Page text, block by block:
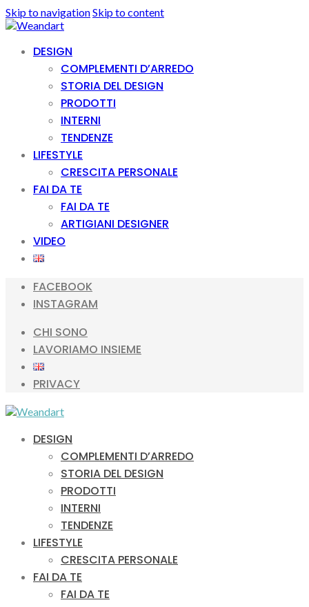
Skip to navigationSkip to content
DESIGN
COMPLEMENTI D’ARREDO
STORIA DEL DESIGN
PRODOTTI
INTERNI
TENDENZE
LIFESTYLE
CRESCITA PERSONALE
FAI DA TE
FAI DA TE
ARTIGIANI DESIGNER
VIDEO
FACEBOOK
INSTAGRAM
CHI SONO
LAVORIAMO INSIEME
PRIVACY
DESIGN
COMPLEMENTI D’ARREDO
STORIA DEL DESIGN
PRODOTTI
INTERNI
TENDENZE
LIFESTYLE
CRESCITA PERSONALE
FAI DA TE
FAI DA TE